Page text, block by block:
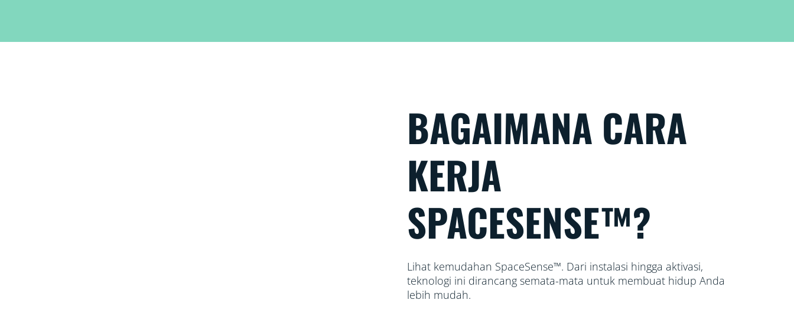
BAGAIMANA CARA
KERJA
SPACESENSE™?
Lihat kemudahan SpaceSense™. Dari instalasi hingga aktivasi,
teknologi ini dirancang semata-mata untuk membuat hidup Anda
lebih mudah.